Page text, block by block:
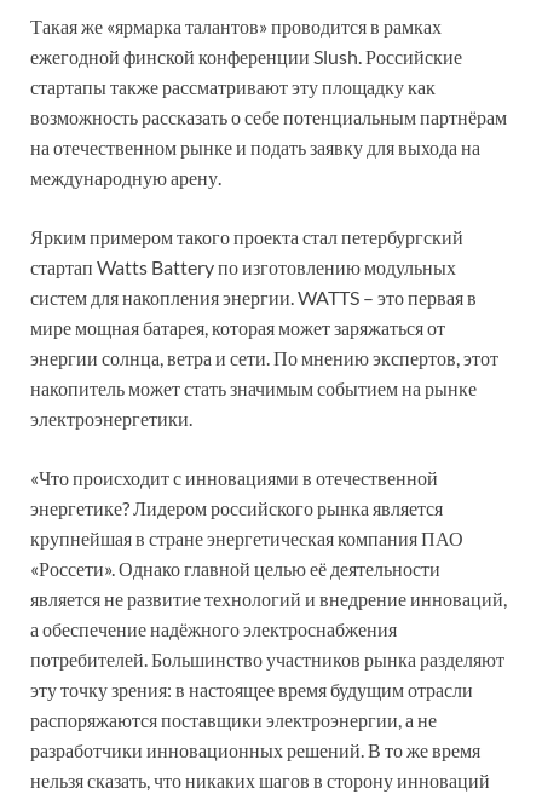
Такая же «ярмарка талантов» проводится в рамках
ежегодной финской конференции Slush. Российские
стартапы также рассматривают эту площадку как
возможность рассказать о себе потенциальным партнёрам
на отечественном рынке и подать заявку для выхода на
международную арену.
Ярким примером такого проекта стал петербургский
стартап Watts Battery по изготовлению модульных
систем для накопления энергии. WATTS – это первая в
мире мощная батарея, которая может заряжаться от
энергии солнца, ветра и сети. По мнению экспертов, этот
накопитель может стать значимым событием на рынке
электроэнергетики.
«Что происходит с инновациями в отечественной
энергетике? Лидером российского рынка является
крупнейшая в стране энергетическая компания ПАО
«Россети». Однако главной целью её деятельности
является не развитие технологий и внедрение инноваций,
а обеспечение надёжного электроснабжения
потребителей. Большинство участников рынка разделяют
эту точку зрения: в настоящее время будущим отрасли
распоряжаются поставщики электроэнергии, а не
разработчики инновационных решений. В то же время
нельзя сказать, что никаких шагов в сторону инноваций